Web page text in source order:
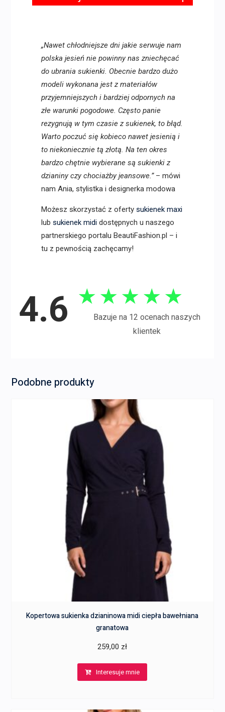
„Nawet chłodniejsze dni jakie serwuje nam
polska jesień nie powinny nas zniechęcać
do ubrania sukienki. Obecnie bardzo dużo
modeli wykonana jest z materiałów
przyjemniejszych i bardziej odpornych na
złe warunki pogodowe. Często panie
rezygnują w tym czasie z sukienek, to błąd.
Warto poczuć się kobieco nawet jesienią i
to niekoniecznie tą złotą. Na ten okres
bardzo chętnie wybierane są sukienki z
dzianiny czy chociażby jeansowe.”– mówi
nam Ania, stylistka i designerka modowa
Możesz skorzystać z oferty sukienek maxi
lub sukienek mididostępnych u naszego
partnerskiego portalu BeautiFashion.pl – i
tu z pewnością zachęcamy!
4.6 ★ ★ ★ ★ ★
Bazuje na 12 ocenach naszych
klientek
Podobne produkty
Kopertowa sukienka dzianinowa midi ciepła bawełniana
granatowa
259,00 zł
Interesuje mnie